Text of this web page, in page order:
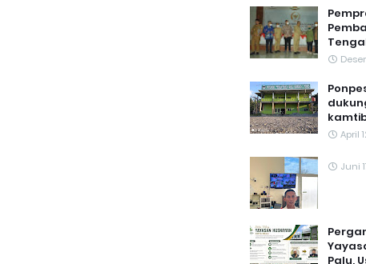
April
Juni
Palu,